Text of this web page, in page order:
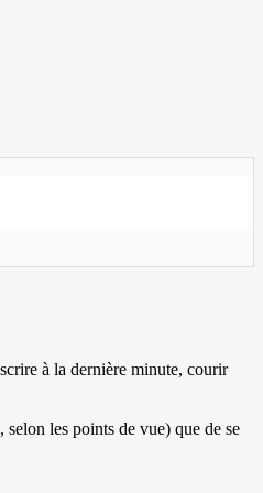
à la dernière minute, courir
les points de vue) que de se